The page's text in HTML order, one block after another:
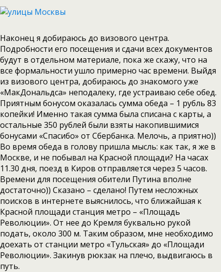
Наконец я добираюсь до визового центра.
Подробности его посещения и сдачи всех документов
будут в отдельном материале, пока же скажу, что на
все формальности ушло примерно час времени. Выйдя
из визового центра, добираюсь до знакомого уже
«МакДональдса» неподалеку, где устраиваю себе обед.
Приятным бонусом оказалась сумма обеда – 1 рубль 83
копейки! Именно такая сумма была списана с карты, а
остальные 350 рублей были взяты накопившимися
бонусами «Спасибо» от Сбербанка. Мелочь, а приятно))
Во время обеда в голову пришла мысль: как так, я же в
Москве, и не побывал на Красной площади? На часах
11.30 дня, поезд в Киров отправляется через 5 часов.
Времени для посещения обители Путина вполне
достаточно)) Сказано – сделано! Путем несложных
поисков в интернете выяснилось, что ближайшая к
Красной площади станция метро – «Площадь
Революции». От нее до Кремля буквально рукой
подать, около 300 м. Таким образом, мне необходимо
доехать от станции метро «Тульская» до «Площади
Революции». Закинув рюкзак на плечо, выдвигаюсь в
путь.